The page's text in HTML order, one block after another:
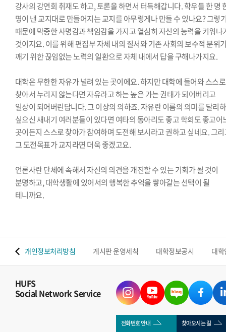
강사의 강연회 취재도 하고, 토론을 하면서 터득해갑니다. 학우들 한 명
명이 낸 교지대로 만들어지는 교지를 아무렇게나 만들 수 있나요? 그렇
때문에 막중한 사명감과 책임감을 가지고 열심히 자신의 능력을 키워나
것이지요. 이를 위해 편집부 자체 내의 질서와 기존 사회의 보수적 분위
깨기 위한 끊임없는 노력의 일환으로 자체 내에서 답을 구해나가지요.
대학은 무한한 자유가 널려 있는 곳이에요. 하지만 대학에 들어와 스스로
찾아서 누리지 않는다면 자유라고 하는 높은 가는 권태가 되어버리고
일상이 되어버린답니다. 그 이상의 의하죠. 자유란 이름의 의미를 달리
싶으신 새내기 여러분들이 있다면 여타의 동아리도 좋고 학회도 좋고어
곳이든지 스스로 찾아가 참여하며 도전해 보시라고 권하고 싶네요. 그
그 도전목표가 교지라면 더욱 좋겠고요.
언론사란 단체에 속해서 자신의 의견을 개진할 수 있는 기회가 될 것이
분명하고, 대학생활에 있어서의 행복한 추억을 쌓아갈는 선택이 될
테니까요.
개인정보처리방침 게시판 운영세칙 대학정보공시 대
HUFS
Social Network Service
전화번호 안내 찾아오시는 길